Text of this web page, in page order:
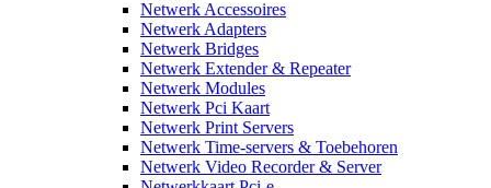
Netwerk Accessoires
Netwerk Adapters
Netwerk Bridges
Netwerk Extender & Repeater
Netwerk Modules
Netwerk Pci Kaart
Netwerk Print Servers
Netwerk Time-servers & Toebehoren
Netwerk Video Recorder & Server